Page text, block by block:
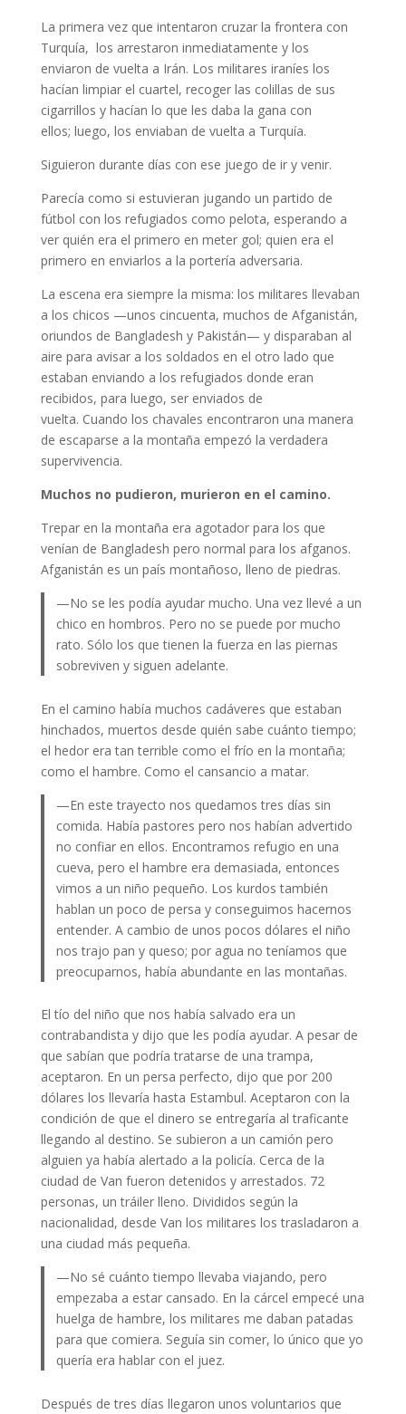
La primera vez que intentaron cruzar la frontera con
Turquía, los arrestaron inmediatamente y los
enviaron de vuelta a Irán. Los militares iraníes los
hacían limpiar el cuartel, recoger las colillas de sus
cigarrillos y hacían lo que les daba la gana con
ellos; luego, los enviaban de vuelta a Turquía.
Siguieron durante días con ese juego de ir y venir.
Parecía como si estuvieran jugando un partido de
fútbol con los refugiados como pelota, esperando a
ver quién era el primero en meter gol; quien era el
primero en enviarlos a la portería adversaria.
La escena era siempre la misma: los militares llevaban
a los chicos —unos cincuenta, muchos de Afganistán,
oriundos de Bangladesh y Pakistán— y disparaban al
aire para avisar a los soldados en el otro lado que
estaban enviando a los refugiados donde eran
recibidos, para luego, ser enviados de
vuelta. Cuando los chavales encontraron una manera
de escaparse a la montaña empezó la verdadera
supervivencia.
Muchos no pudieron, murieron en el camino.
Trepar en la montaña era agotador para los que
venían de Bangladesh pero normal para los afganos.
Afganistán es un país montañoso, lleno de piedras.
—No se les podía ayudar mucho. Una vez llevé a un
chico en hombros. Pero no se puede por mucho
rato. Sólo los que tienen la fuerza en las piernas
sobreviven y siguen adelante.
En el camino había muchos cadáveres que estaban
hinchados, muertos desde quién sabe cuánto tiempo;
el hedor era tan terrible como el frío en la montaña;
como el hambre. Como el cansancio a matar.
—En este trayecto nos quedamos tres días sin
comida. Había pastores pero nos habían advertido
no confiar en ellos. Encontramos refugio en una
cueva, pero el hambre era demasiada, entonces
vimos a un niño pequeño. Los kurdos también
hablan un poco de persa y conseguimos hacernos
entender. A cambio de unos pocos dólares el niño
nos trajo pan y queso; por agua no teníamos que
preocuparnos, había abundante en las montañas.
El tío del niño que nos había salvado era un
contrabandista y dijo que les podía ayudar. A pesar de
que sabían que podría tratarse de una trampa,
aceptaron. En un persa perfecto, dijo que por 200
dólares los llevaría hasta Estambul. Aceptaron con la
condición de que el dinero se entregaría al traficante
llegando al destino. Se subieron a un camión pero
alguien ya había alertado a la policía. Cerca de la
ciudad de Van fueron detenidos y arrestados. 72
personas, un tráiler lleno. Divididos según la
nacionalidad, desde Van los militares los trasladaron a
una ciudad más pequeña.
—No sé cuánto tiempo llevaba viajando, pero
empezaba a estar cansado. En la cárcel empecé una
huelga de hambre, los militares me daban patadas
para que comiera. Seguía sin comer, lo único que yo
quería era hablar con el juez.
Después de tres días llegaron unos voluntarios que